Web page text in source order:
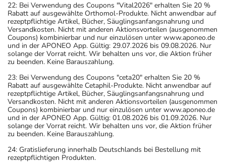
22: Bei Verwendung des Coupons "Vital2026" erhalten Sie 20 %
Rabatt auf ausgewählte Orthomol-Produkte. Nicht anwendbar auf
rezeptpflichtige Artikel, Bücher, Säuglingsanfangsnahrung und
Versandkosten. Nicht mit anderen Aktionsvorteilen (ausgenommen
Coupons) kombinierbar und nur einzulösen unter www.aponeo.de
und in der APONEO App. Gültig: 29.07.2026 bis 09.08.2026. Nur
solange der Vorrat reicht. Wir behalten uns vor, die Aktion früher
zu beenden. Keine Barauszahlung.
23: Bei Verwendung des Coupons "ceta20" erhalten Sie 20 %
Rabatt auf ausgewählte Cetaphil-Produkte. Nicht anwendbar auf
rezeptpflichtige Artikel, Bücher, Säuglingsanfangsnahrung und
Versandkosten. Nicht mit anderen Aktionsvorteilen (ausgenommen
Coupons) kombinierbar und nur einzulösen unter www.aponeo.de
und in der APONEO App. Gültig: 01.08.2026 bis 01.09.2026. Nur
solange der Vorrat reicht. Wir behalten uns vor, die Aktion früher
zu beenden. Keine Barauszahlung.
24: Gratislieferung innerhalb Deutschlands bei Bestellung mit
rezeptpflichtigen Produkten.